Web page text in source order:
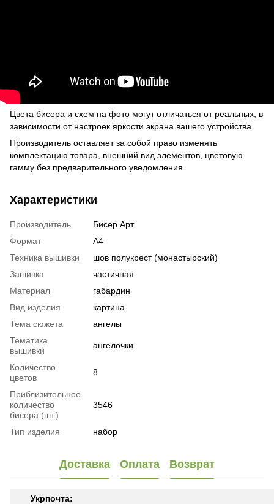
Цвета бисера и схем на фото могут отличаться от реальных, в
зависимости от настроек яркости экрана вашего устройства.
Производитель оставляет за собой право изменять
комплектацию товара, внешний вид элементов, цветовую
гамму без предварительного уведомления.
Характеристики
Производитель
Бисер Арт
Формат
А4
Техника вышивки
шов полукрест (монастырский)
Зашивка
частичная
Материал
габардин
Вид изделия
картина
Тема сюжета
ангелы
Тематика
вышивки
ангелочки
Количество
цветов
8
Приблизительное
количество
бисера (шт.)
3546
Тип изделия набор
Доставка Оплата Возврат
Укрпочта: